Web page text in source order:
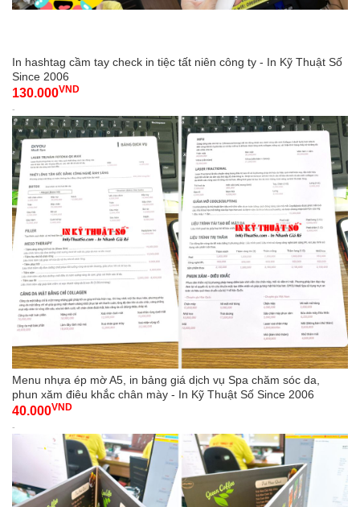
In hashtag cầm tay check in tiệc tất niên công ty - In Kỹ Thuật Số
Since 2006
130.000VND
-
Menu nhựa ép mờ A5, in bảng giá dịch vụ Spa chăm sóc da,
phun xăm điêu khắc chân mày - In Kỹ Thuật Số Since 2006
40.000VND
-